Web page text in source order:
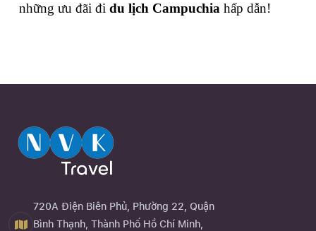
những ưu đãi đi du lịch Campuchia hấp dẫn!
720A Điện Biên Phủ, Phường 22, Quận
Bình Thạnh, Thành Phố Hồ Chí Minh,